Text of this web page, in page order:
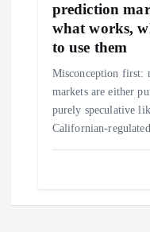
prediction
what works,
to use them
Misconception first:
markets are either
purely speculative
Californian-